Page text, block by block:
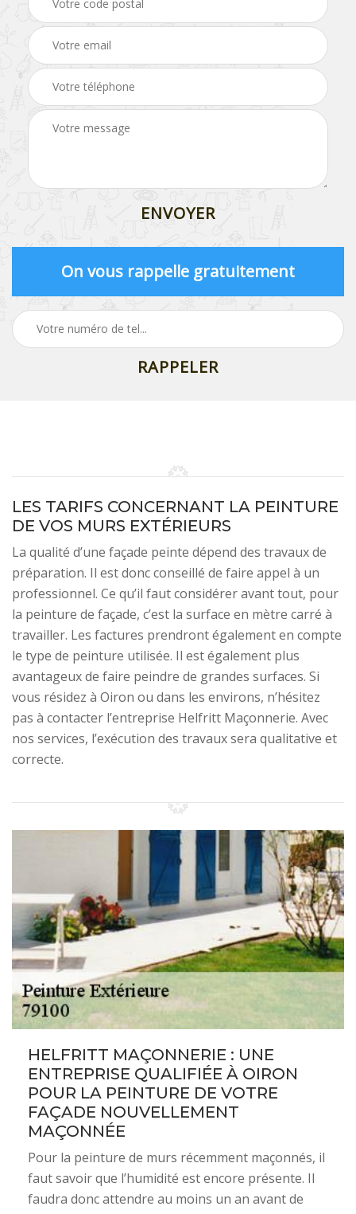
On vous rappelle gratuitement
LES TARIFS CONCERNANT LA PEINTURE
DE VOS MURS EXTÉRIEURS
La qualité d’une façade peinte dépend des travaux de
préparation. Il est donc conseillé de faire appel à un
professionnel. Ce qu’il faut considérer avant tout, pour
la peinture de façade, c’est la surface en mètre carré à
travailler. Les factures prendront également en compte
le type de peinture utilisée. Il est également plus
avantageux de faire peindre de grandes surfaces. Si
vous résidez à Oiron ou dans les environs, n’hésitez
pas à contacter l’entreprise Helfritt Maçonnerie. Avec
nos services, l’exécution des travaux sera qualitative et
correcte.
HELFRITT MAÇONNERIE : UNE
ENTREPRISE QUALIFIÉE À OIRON
POUR LA PEINTURE DE VOTRE
FAÇADE NOUVELLEMENT
MAÇONNÉE
Pour la peinture de murs récemment maçonnés, il
faut savoir que l’humidité est encore présente. Il
faudra donc attendre au moins un an avant de